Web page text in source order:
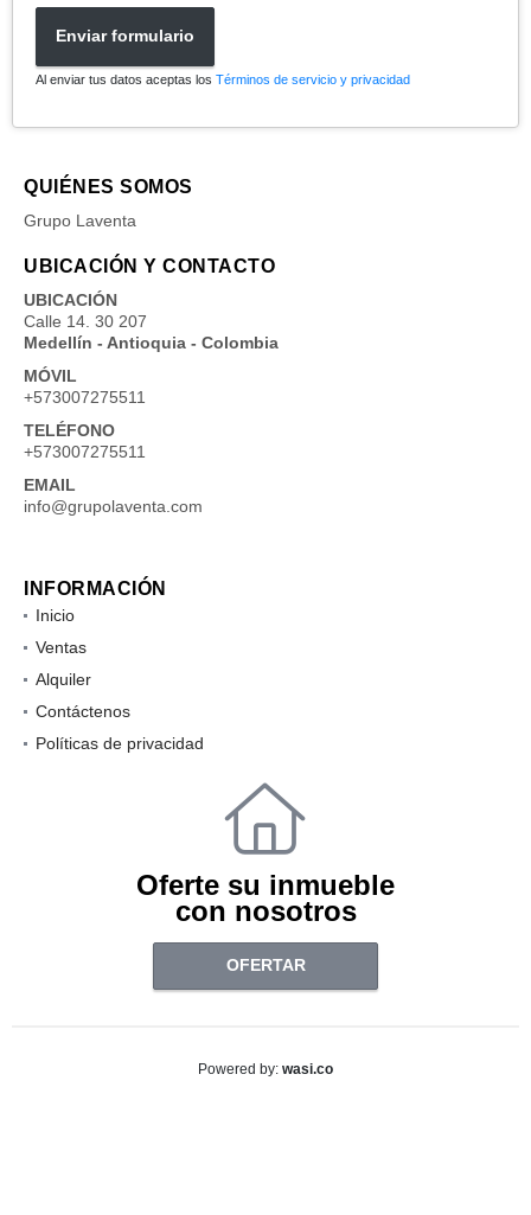
Enviar formulario
Al enviar tus datos aceptas los Términos de servicio y privacidad
QUIÉNES SOMOS
Grupo Laventa
UBICACIÓN Y CONTACTO
UBICACIÓN
Calle 14. 30 207
Medellín - Antioquia - Colombia
MÓVIL
+573007275511
TELÉFONO
+573007275511
EMAIL
info@grupolaventa.com
INFORMACIÓN
Inicio
Ventas
Alquiler
Contáctenos
Políticas de privacidad
Oferte su inmueble
con nosotros
OFERTAR
Powered by: wasi.co